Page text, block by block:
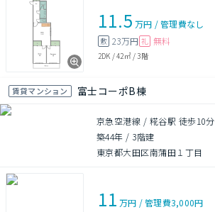
11.5 万円 /管理費なし
敷 23万円 礼 無料
2DK /42㎡/3階
賃貸マンション 富士コーポB棟
京急空港線 / 糀谷駅 徒歩10分
築44年 / 3階建
東京都大田区南蒲田１丁目
11 万円 /管理費3,000円